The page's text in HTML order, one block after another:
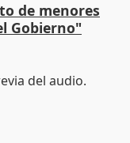
de menores
Gobierno"